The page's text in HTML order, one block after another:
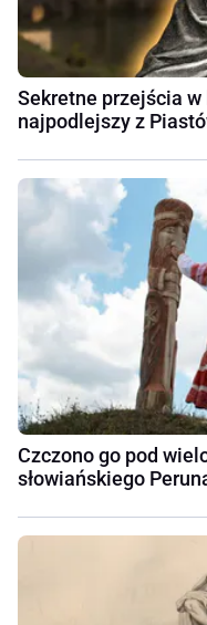
Sekretne przejścia w
najpodlejszy z
Czczono go pod
słowiańskiego